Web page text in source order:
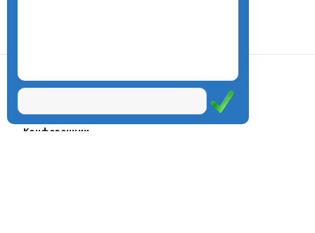
Проекты
Олимпиады
Конферeнции